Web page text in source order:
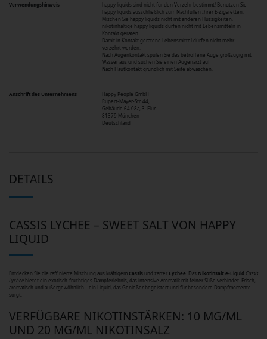
Verwendungshinweis
happy liquids sind nicht für den Verzehr bestimmt! Benutzen Sie
happy liquids ausschließlich zum Nachfüllen Ihrer E-Zigaretten.
Mischen Sie happy liquids nicht mit anderen Flüssigkeiten.
nikotinhaltige happy liquids dürfen nicht mit Lebensmitteln in
Kontakt geraten.
Damit in Kontakt geratene Lebensmittel dürfen nicht mehr
verzehrt werden.
Nach Augenkontakt spülen Sie das betroffene Auge großzügig mit
Wasser aus und suchen Sie einen Augenarzt auf
Nach Hautkontakt gründlich mit Seife abwaschen.
Anschrift des Unternehmens
Happy People GmbH
Rupert-Mayer-Str. 44,
Gebäude 64.08a, 3. Flur
81379 München
Deutschland
DETAILS
CASSIS LYCHEE – SWEET SALT VON HAPPY
LIQUID
Entdecken Sie die raffinierte Mischung aus kräftigem Cassis und zarter Lychee . Das Nikotinsalz e-Liquid Cassis
Lychee bietet ein exotisch-fruchtiges Dampferlebnis, das intensive Aromatik mit feiner Süße verbindet. Frisch,
aromatisch und außergewöhnlich – ein Liquid, das Genießer begeistert und für besondere Dampfmomente
sorgt.
VERFÜGBARE NIKOTINSTÄRKEN: 10 MG/ML
UND 20 MG/ML NIKOTINSALZ